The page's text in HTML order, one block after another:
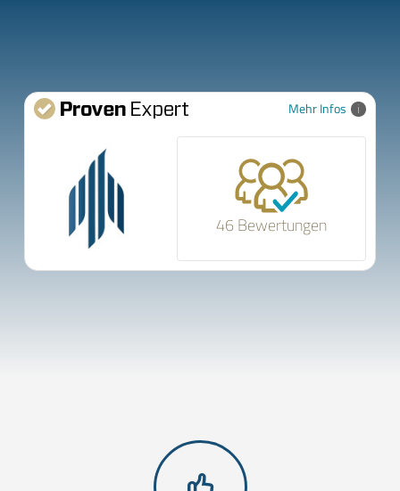
Mehr Infos
46 Bewertungen